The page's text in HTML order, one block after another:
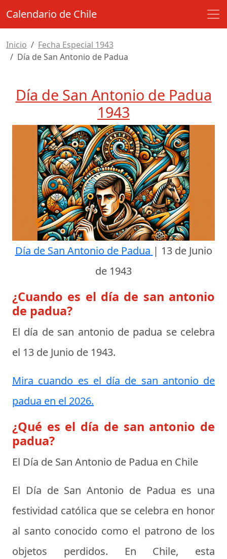
Calendario de Chile
Inicio
Fecha Especial 1943
Día de San Antonio de Padua
Día de San Antonio de Padua
1943
Día de San Antonio de Padua | 13 de Junio
de 1943
¿Cuando es el día de san antonio
de padua?
El día de san antonio de padua se celebra
el 13 de Junio de 1943.
Mira cuando es el día de san antonio de
padua en el 2026.
¿Qué es el día de san antonio de
padua?
El Día de San Antonio de Padua en Chile
El Día de San Antonio de Padua es una
festividad católica que se celebra en honor
al santo conocido como el patrono de los
objetos perdidos. En Chile, esta